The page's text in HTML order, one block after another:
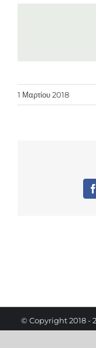
1 Μαρτίου 2018
© Copyright 2018 -